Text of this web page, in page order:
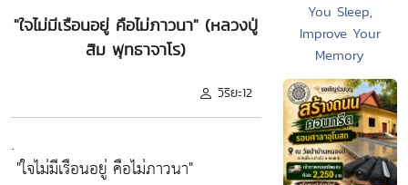
"ใจไม่มีเรือนอยู่ คือไม่ภาวนา" (หลวงปู่
สิม พุทธาจาโร)
วิริยะ12
.
"ใจไม่มีเรือนอยู่ คือไม่ภาวนา"
You Sleep,
Improve Your
Memory